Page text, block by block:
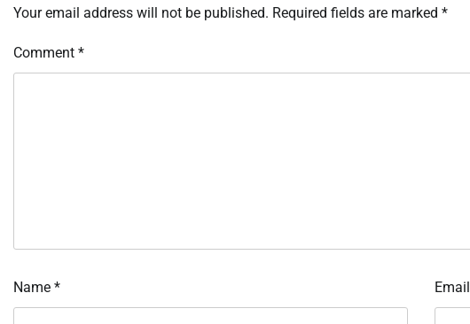
Your email address will not be published. Required fields are marked *
Comment *
Name * Email